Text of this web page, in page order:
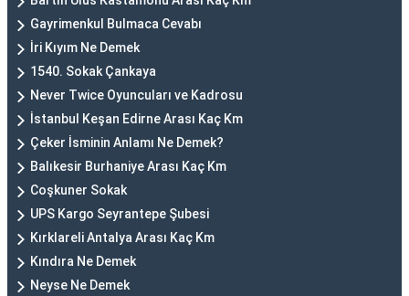
Gayrimenkul Bulmaca Cevabı
İri Kıyım Ne Demek
1540. Sokak Çankaya
Never Twice Oyuncuları ve Kadrosu
İstanbul Keşan Edirne Arası Kaç Km
Çeker İsminin Anlamı Ne Demek?
Balıkesir Burhaniye Arası Kaç Km
Coşkuner Sokak
UPS Kargo Seyrantepe Şubesi
Kırklareli Antalya Arası Kaç Km
Kındıra Ne Demek
Neyse Ne Demek